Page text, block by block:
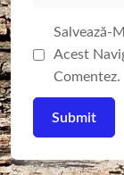
Salvează-
Acest
Comentez.